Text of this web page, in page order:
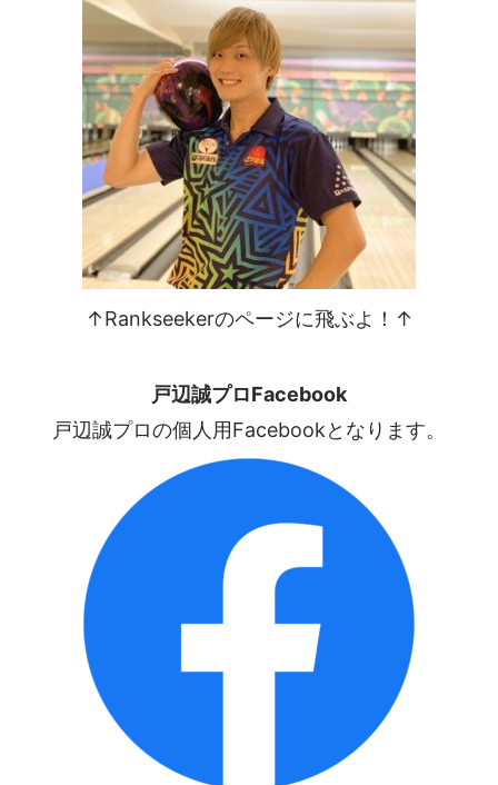
↑Rankseekerのページに飛ぶよ！↑
戸辺誠プロFacebook
戸辺誠プロの個人用Facebookとなります。